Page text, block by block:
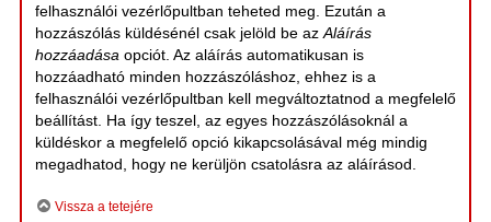
felhasználói vezérlőpultban teheted meg. Ezután a
hozzászólás küldésénél csak jelöld be az Aláírás
hozzáadása opciót. Az aláírás automatikusan is
hozzáadható minden hozzászóláshoz, ehhez is a
felhasználói vezérlőpultban kell megváltoztatnod a megfelelő
beállítást. Ha így teszel, az egyes hozzászólásoknál a
küldéskor a megfelelő opció kikapcsolásával még mindig
megadhatod, hogy ne kerüljön csatolásra az aláírásod.
Vissza a tetejére